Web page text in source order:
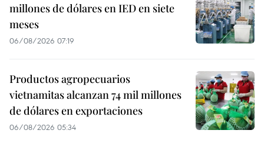
millones de dólares en IED en siete
meses
06/08/2026 07:19
Productos agropecuarios
vietnamitas alcanzan 74 mil millones
de dólares en exportaciones
06/08/2026 05:34